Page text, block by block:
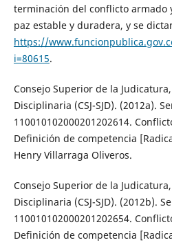
terminación del conflicto armado
paz estable y duradera, y se
https://
i=80615.
Consejo Superior de la
Disciplinaria (CSJ-SJD). (2012a).
110010102000201202614.
Definición de competencia
Henry Villarraga Oliveros.
Consejo Superior de la
Disciplinaria (CSJ-SJD). (2012b).
110010102000201202654.
Definición de competencia